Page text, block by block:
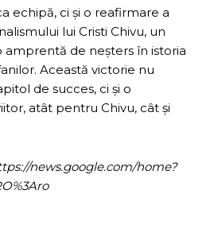
echipă, ci și o reafirmare a
lui Cristi Chivu, un
amprentă de neșters în istoria
Această victorie nu
de succes, ci și o
atât pentru Chivu, cât și
news.google.com/home?